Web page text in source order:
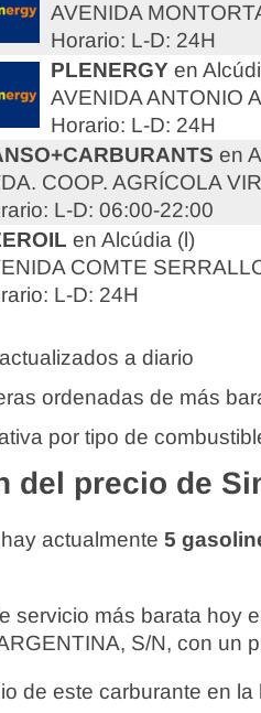
AVENIDA
Horario: L-D: 24H
PLENERGY en
AVENIDA ANTONIO
Horario: L-D: 24H
en
COOP. AGRÍCOLA
L-D: 06:00-22:00
en Alcúdia (l)
COMTE
L-D: 24H
a diario
ordenadas de más
por tipo de
del precio de
actualmente 5
servicio más barata hoy
S/N, con un
de este carburante en la